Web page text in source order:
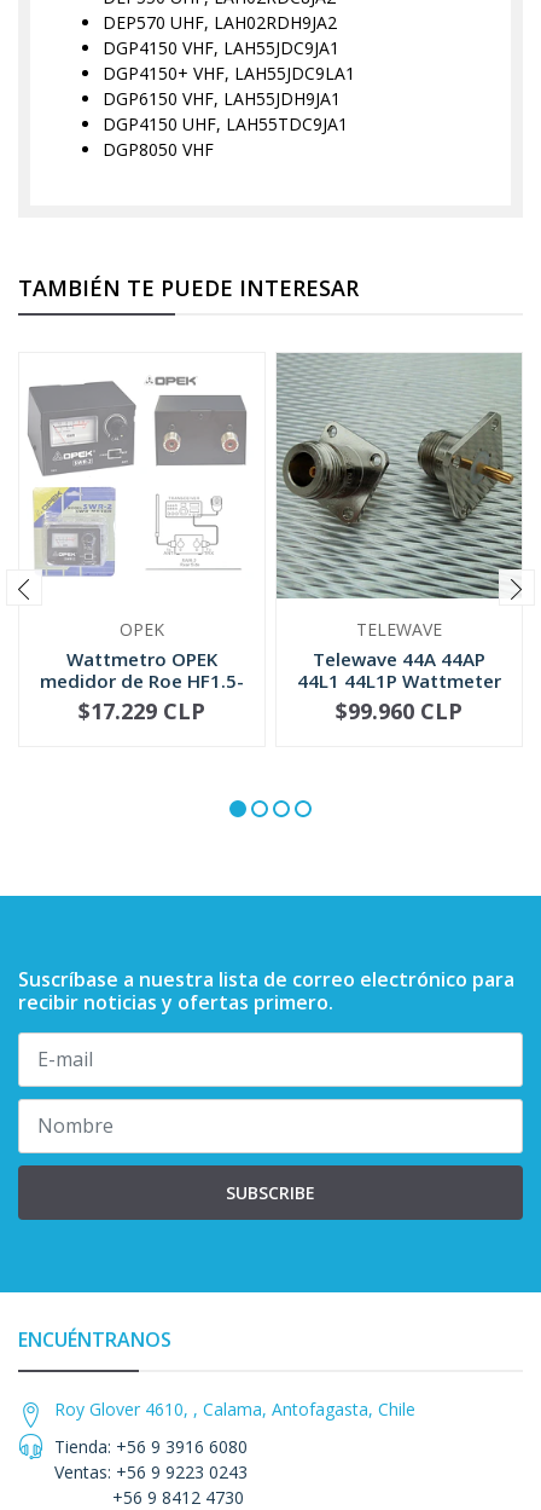
DEP570 UHF, LAH02RDH9JA2
DGP4150 VHF, LAH55JDC9JA1
DGP4150+ VHF, LAH55JDC9LA1
DGP6150 VHF, LAH55JDH9JA1
DGP4150 UHF, LAH55TDC9JA1
DGP8050 VHF
TAMBIÉN TE PUEDE INTERESAR
OPEK
Wattmetro OPEK
medidor de Roe HF1.5-
30 MHZ (SWR-2)
NO DISPONIBLE
$17.229 CLP
TELEWAVE
Telewave 44A 44AP
44L1 44L1P Wattmeter
QC Conne...
+
$99.960 CLP
Suscríbase a nuestra lista de correo electrónico para
recibir noticias y ofertas primero.
SUBSCRIBE
ENCUÉNTRANOS
Roy Glover 4610, , Calama, Antofagasta, Chile
Tienda: +56 9 3916 6080
Ventas: +56 9 9223 0243
+56 9 8412 4730